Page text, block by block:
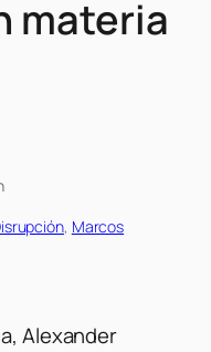
materia
, Marcos
Alexander